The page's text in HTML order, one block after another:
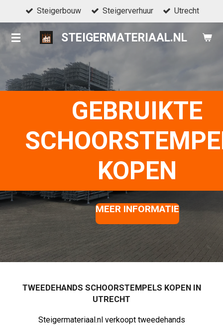
direct
naar
hoofdinhoud
STEIGERMATERIAAL.NL
Steigerbouw Steigerverhuur Utrecht
GEBRUIKTE
KOPEN
MEER INFORMATIE
TWEEDEHANDS SCHOORSTEMPELS KOPEN IN
UTRECHT
Steigermateriaal.nl verkoopt tweedehands